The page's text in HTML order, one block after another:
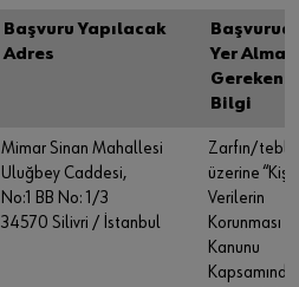
Başvuru Yapılacak
Adres
Yer
Gereken
Bilgi
Mimar Sinan Mahallesi
Uluğbey Caddesi,
No:1 BB No: 1/3
34570 Silivri / İstanbul
Zarfın/
üzerine
Verilerin
Korunması
Kanunu
Kapsamında